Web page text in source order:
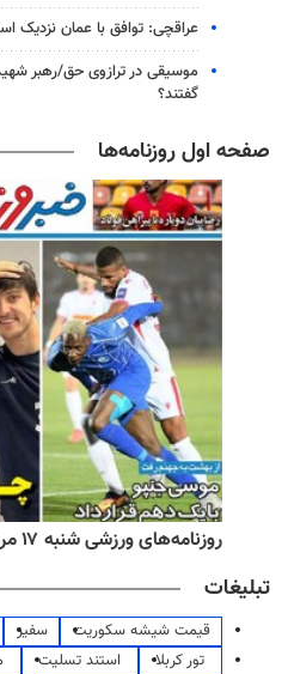
عراقچی: توافق با عمان نزدیک است/ تکذیب
موسیقی در ترازوی حق/رهبر
گفتند؟
صفحه اول روزنامه‌ها
روزنامه‌های ورزشی شنبه ۱۷ مرداد ۱۴۰۵
تبلیغات
قیمت شیشه سکوریت سفیر
تور کربلا
استند تسلیت